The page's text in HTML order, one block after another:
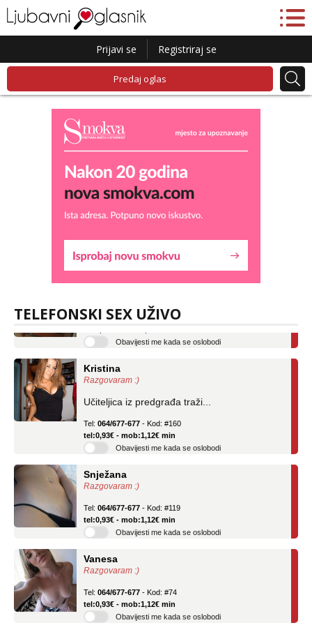
Prijavi se Registriraj se
Predaj oglas
TELEFONSKI SEX UŽIVO
Tel:064/677-677 - Kod: #04
tel:0,93€ - mob:1,12€ min
Obavijesti me kada se oslobodi
Razgovaram :)
tel:0,93€ - mob:1,12€ min
Obavijesti me kada se oslobodi
Razgovaram :)
tel:0,93€ - mob:1,12€ min
Obavijesti me kada se oslobodi
Razgovaram :)
tel:0,93€ - mob:1,12€ min
Obavijesti me kada se oslobodi